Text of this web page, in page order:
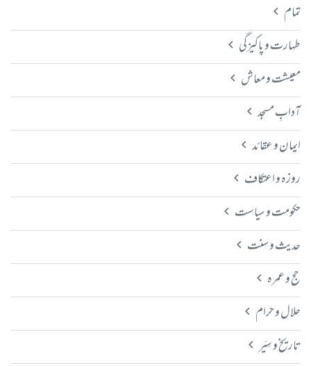
تمام
طہارت و پاکیزگی
معیشت و معاش
آدابِ مسجد
ایمان و عقائد
روزہ و اعتکاف
حکومت و سیاست
حدیث و سنت
حج و عمرہ
حلال و حرام
تاریخ و سِیَر